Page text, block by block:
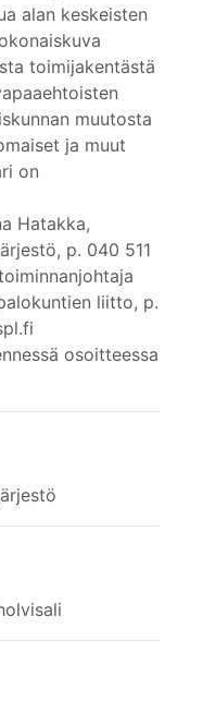
alan keskeisten
toimijakentästä
muutosta
ja muut
on
Hatakka,
p. 040 511
liitto, p.
osoitteessa